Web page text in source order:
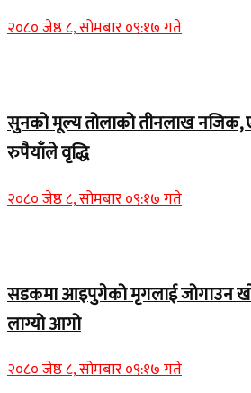
२०८० जेष्ठ ८, सोमबार ०९:१७ गते
सुनको मूल्य तोलाको तीनलाख नजिक,
रुपैयाँले वृद्धि
२०८० जेष्ठ ८, सोमबार ०९:१७ गते
सडकमा आइपुगेको मृगलाई जोगाउन
लाग्यो आगो
२०८० जेष्ठ ८, सोमबार ०९:१७ गते